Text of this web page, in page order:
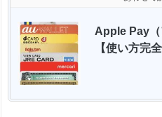
Apple Pay（
【使い方完